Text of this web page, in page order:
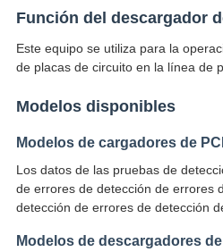
Función del descargador
Este equipo se utiliza para la
de placas de circuito en la línea de
Modelos disponibles
Modelos de cargadores de
Los datos de las pruebas de
de errores de detección de errores
detección de errores de detección
Modelos de descargadores